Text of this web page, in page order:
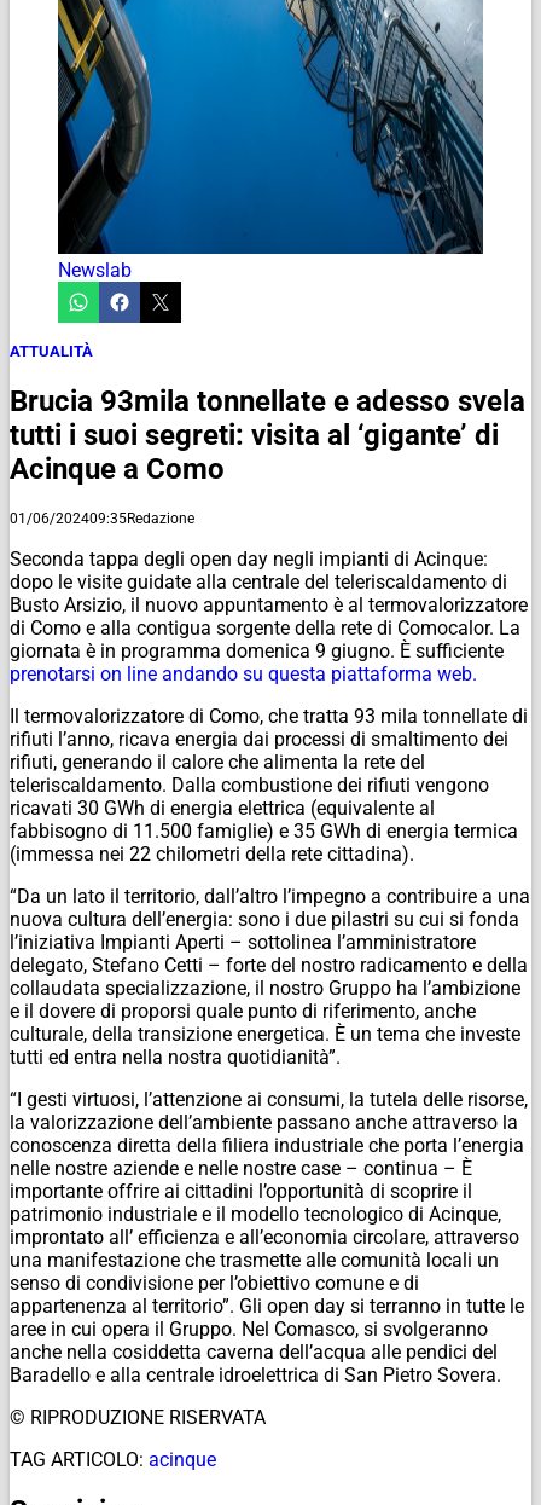
Newslab
ATTUALITÀ
Brucia 93mila tonnellate e adesso svela
tutti i suoi segreti: visita al ‘gigante’ di
Acinque a Como
01/06/202409:35Redazione
Seconda tappa degli open day negli impianti di Acinque:
dopo le visite guidate alla centrale del teleriscaldamento di
Busto Arsizio, il nuovo appuntamento è al termovalorizzatore
di Como e alla contigua sorgente della rete di Comocalor. La
giornata è in programma domenica 9 giugno. È sufficiente
prenotarsi on line andando su questa piattaforma web.
Il termovalorizzatore di Como, che tratta 93 mila tonnellate di
rifiuti l’anno, ricava energia dai processi di smaltimento dei
rifiuti, generando il calore che alimenta la rete del
teleriscaldamento. Dalla combustione dei rifiuti vengono
ricavati 30 GWh di energia elettrica (equivalente al
fabbisogno di 11.500 famiglie) e 35 GWh di energia termica
(immessa nei 22 chilometri della rete cittadina).
“Da un lato il territorio, dall’altro l’impegno a contribuire a una
nuova cultura dell’energia: sono i due pilastri su cui si fonda
l’iniziativa Impianti Aperti – sottolinea l’amministratore
delegato, Stefano Cetti – forte del nostro radicamento e della
collaudata specializzazione, il nostro Gruppo ha l’ambizione
e il dovere di proporsi quale punto di riferimento, anche
culturale, della transizione energetica. È un tema che investe
tutti ed entra nella nostra quotidianità”.
“I gesti virtuosi, l’attenzione ai consumi, la tutela delle risorse,
la valorizzazione dell’ambiente passano anche attraverso la
conoscenza diretta della filiera industriale che porta l’energia
nelle nostre aziende e nelle nostre case – continua – È
importante offrire ai cittadini l’opportunità di scoprire il
patrimonio industriale e il modello tecnologico di Acinque,
improntato all’ efficienza e all’economia circolare, attraverso
una manifestazione che trasmette alle comunità locali un
senso di condivisione per l’obiettivo comune e di
appartenenza al territorio”. Gli open day si terranno in tutte le
aree in cui opera il Gruppo. Nel Comasco, si svolgeranno
anche nella cosiddetta caverna dell’acqua alle pendici del
Baradello e alla centrale idroelettrica di San Pietro Sovera.
© RIPRODUZIONE RISERVATA
TAG ARTICOLO: acinque